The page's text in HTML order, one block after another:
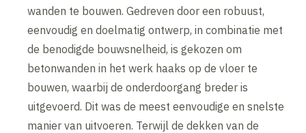
wanden te bouwen. Gedreven door een robuust,
eenvoudig en doelmatig ontwerp, in combinatie met
de benodigde bouwsnelheid, is gekozen om
betonwanden in het werk haaks op de vloer te
bouwen, waarbij de onderdoorgang breder is
uitgevoerd. Dit was de meest eenvoudige en snelste
manier van uitvoeren. Terwijl de dekken van de